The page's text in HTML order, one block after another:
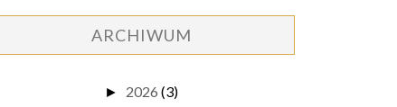
ARCHIWUM
► 2026 (3)